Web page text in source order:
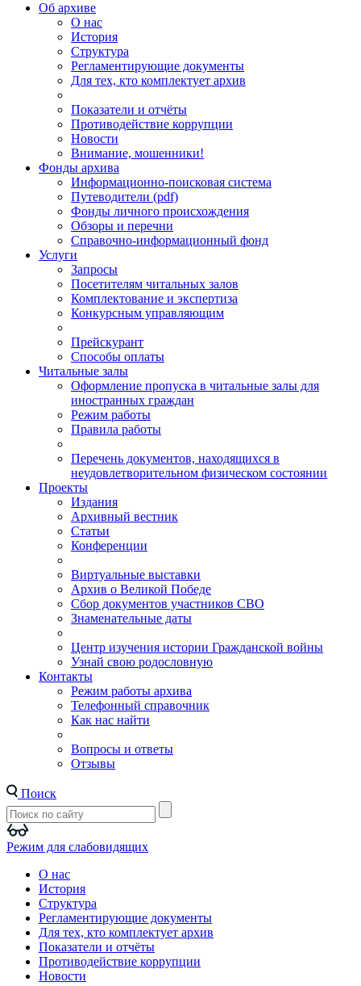
Об архиве
О нас
История
Структура
Регламентирующие документы
Для тех, кто комплектует архив
Показатели и отчёты
Противодействие коррупции
Новости
Внимание, мошенники!
Фонды архива
Информационно-поисковая система
Путеводители (pdf)
Фонды личного происхождения
Обзоры и перечни
Справочно-информационный фонд
Услуги
Запросы
Посетителям читальных залов
Комплектование и экспертиза
Конкурсным управляющим
Прейскурант
Способы оплаты
Читальные залы
Оформление пропуска в читальные залы для
иностранных граждан
Режим работы
Правила работы
Перечень документов, находящихся в
неудовлетворительном физическом состоянии
Проекты
Издания
Архивный вестник
Статьи
Конференции
Виртуальные выставки
Архив о Великой Победе
Сбор документов участников СВО
Знаменательные даты
Центр изучения истории Гражданской войны
Узнай свою родословную
Контакты
Режим работы архива
Телефонный справочник
Как нас найти
Вопросы и ответы
Отзывы
Поиск
Режим для слабовидящих
О нас
История
Структура
Регламентирующие документы
Для тех, кто комплектует архив
Показатели и отчёты
Противодействие коррупции
Новости